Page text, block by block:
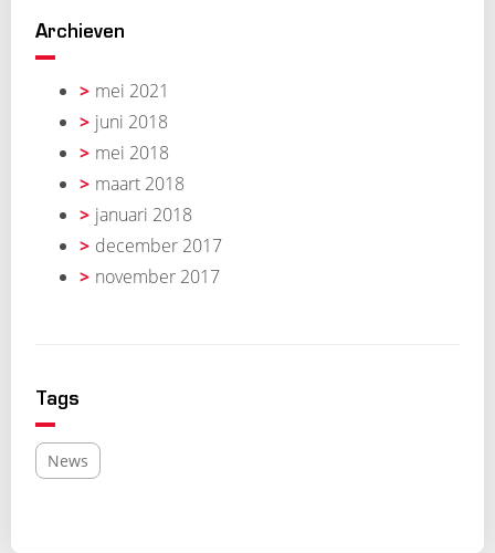
Archieven
mei 2021
juni 2018
mei 2018
maart 2018
januari 2018
december 2017
november 2017
Tags
News